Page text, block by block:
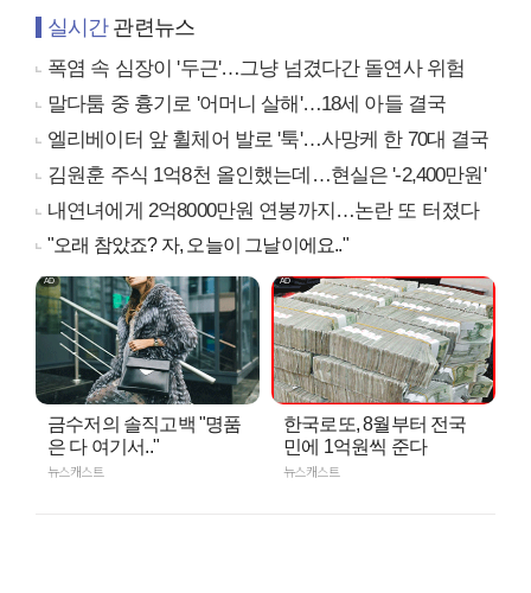
실시간관련뉴스
폭염 속 심장이 '두근'…그냥 넘겼다간 돌연사 위험
말다툼 중 흉기로 '어머니 살해'…18세 아들 결국
엘리베이터 앞 휠체어 발로 '툭'…사망케 한 70대 결국
김원훈 주식 1억8천 올인했는데…현실은 '-2,400만원'
내연녀에게 2억8000만원 연봉까지…논란 또 터졌다
"오래 참았죠? 자, 오늘이 그날이에요.."
금수저의 솔직고백 "명품
은 다 여기서.."
뉴스캐스트
한국로또, 8월부터 전국
민에 1억원씩 준다
뉴스캐스트